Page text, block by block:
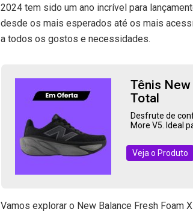
2024 tem sido um ano incrível para
desde os mais esperados até os mais
a todos os gostos e necessidades.
Tênis
Total
Desfrute de
More V5. Ideal
Veja o Produto
Vamos explorar o New Balance Fresh Foam